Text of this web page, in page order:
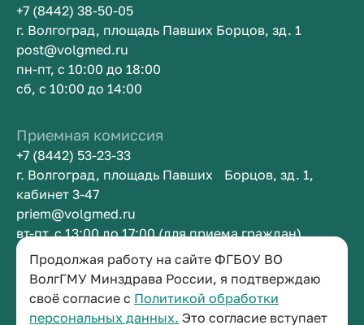
Продолжая работу на сайте ФГБОУ ВО
ВолгГМУ Минздрава России, я подтверждаю
своё согласие с Политикой обработки
персональных данных. Это согласие вступает
+7 (8442) 38-50-05
г. Волгоград, площадь Павших Борцов, зд. 1
post@volgmed.ru
пн-пт, с 10:00 до 18:00
сб, с 10:00 до 14:00
Приемная комиссия
+7 (8442) 53-23-33
г. Волгоград, площадь Павших Борцов, зд. 1,
кабинет 3-47
priem@volgmed.ru
вт-пт, с 13:00 до 17:00 (для приема граждан)
Приемная ректора
+7 (8442) 38-50-05
г. Волгоград, площадь Павших Борцов, зд. 1,